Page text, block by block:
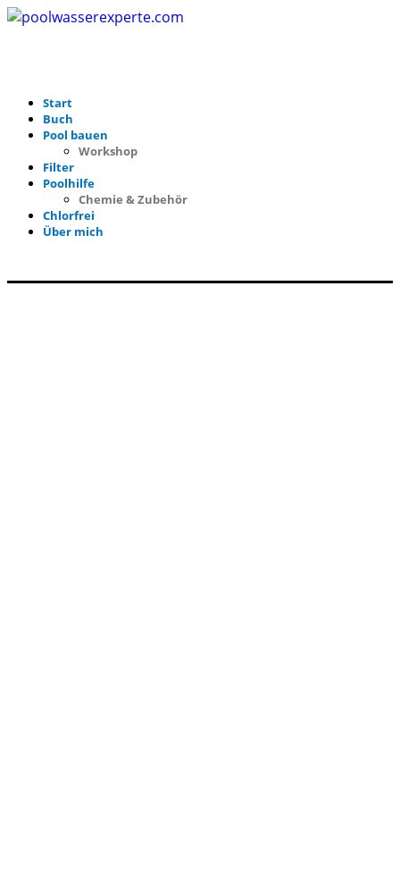
Start
Buch
Pool bauen
Workshop
Filter
Poolhilfe
Chemie & Zubehör
Chlorfrei
Über mich